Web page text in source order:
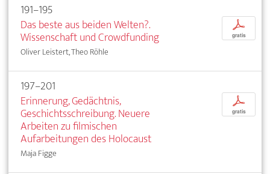
191–195
Das beste aus beiden Welten?.
Wissenschaft und Crowdfunding
Oliver Leistert, Theo Röhle
p
gratis
197–201
Erinnerung, Gedächtnis,
Geschichtsschreibung. Neuere
Arbeiten zu filmischen
Aufarbeitungen des Holocaust
Maja Figge
p
gratis